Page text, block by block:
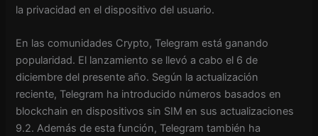
la privacidad en el dispositivo del usuario.
En las comunidades Crypto, Telegram está ganando
popularidad. El lanzamiento se llevó a cabo el 6 de
diciembre del presente año. Según la actualización
reciente, Telegram ha introducido números basados ​​en
blockchain en dispositivos sin SIM en sus actualizaciones
9.2. Además de esta función, Telegram también ha